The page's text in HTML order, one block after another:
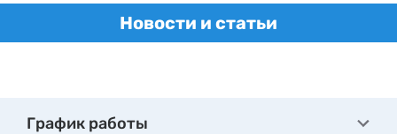
Новости и статьи
График работы